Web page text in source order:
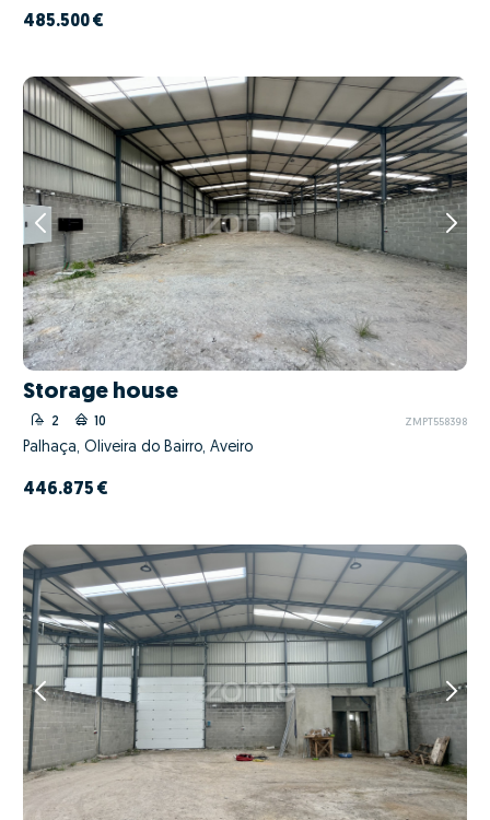
485.500 €
Storage house
2 10 ZMPT558398
Palhaça, Oliveira do Bairro, Aveiro
446.875 €